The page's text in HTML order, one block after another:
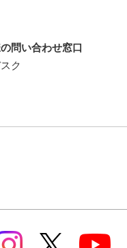
問い合わせ窓口
ク